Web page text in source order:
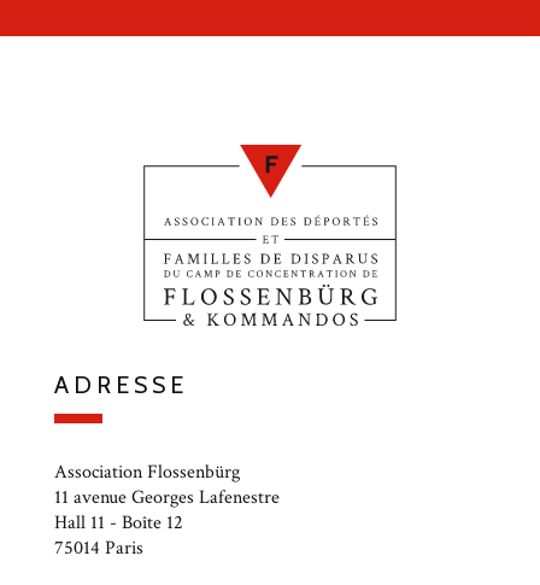
ADRESSE
Association Flossenbürg
11 avenue Georges Lafenestre
Hall 11 - Boîte 12
75014 Paris